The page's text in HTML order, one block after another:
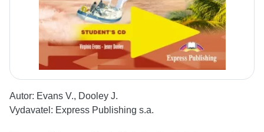
Autor: Evans V., Dooley J.
Vydavatel: Express Publishing s.a.